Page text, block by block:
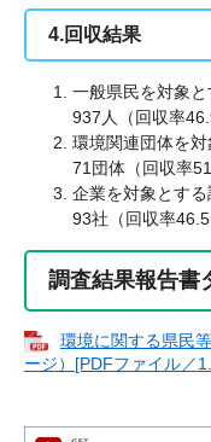
4.回収結果
一般県民を対象と
937人（回収率
環境関連団体を
71団体（回収率
企業を対象とする
93社（回収率46.5
調査結果報告書
環境に関する県民
ージ）[PDFファイル／